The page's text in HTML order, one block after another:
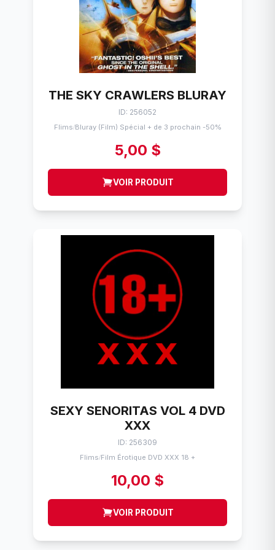
THE SKY CRAWLERS BLURAY
ID: 256052
Flims/Bluray (Film) Spécial + de 3 prochain -50%
5,00 $
VOIR PRODUIT
SEXY SENORITAS VOL 4 DVD
XXX
ID: 256309
Flims/Film Érotique DVD XXX 18 +
10,00 $
VOIR PRODUIT